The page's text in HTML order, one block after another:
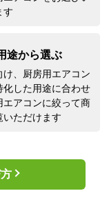
す
途から選ぶ
け、厨房用エアコン
化した用途に合わせ
エアコンに絞って商
いただけます